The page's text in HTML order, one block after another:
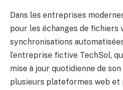
Dans les entreprises
pour les échanges de fichiers
synchronisations
l’entreprise fictive TechSol,
mise à jour quotidienne de
plusieurs plateformes web et